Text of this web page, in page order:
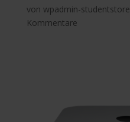
von wpadmin-studentstore
Kommentare